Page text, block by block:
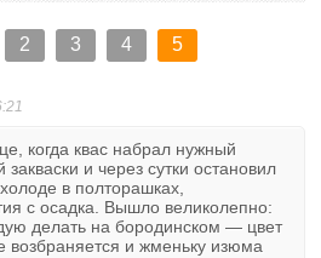
2 3 4 5
когда квас набрал нужный
и через сутки остановил
в полторашках,
с осадка. Вышло великолепно:
делать на бородинском — цвет
возбраняется и жменьку изюма